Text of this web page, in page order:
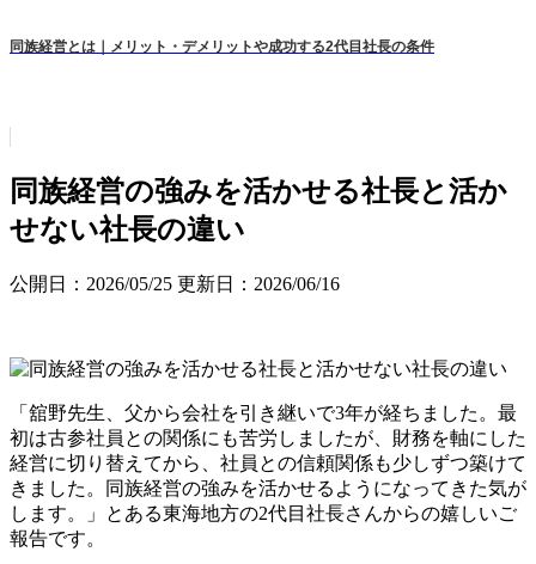
同族経営とは｜メリット・デメリットや成功する2代目社長の条件
同族経営の強みを活かせる社長と活か
せない社長の違い
公開日：2026/05/25 更新日：2026/06/16
「舘野先生、父から会社を引き継いで3年が経ちました。最
初は古参社員との関係にも苦労しましたが、財務を軸にした
経営に切り替えてから、社員との信頼関係も少しずつ築けて
きました。同族経営の強みを活かせるようになってきた気が
します。」とある東海地方の2代目社長さんからの嬉しいご
報告です。